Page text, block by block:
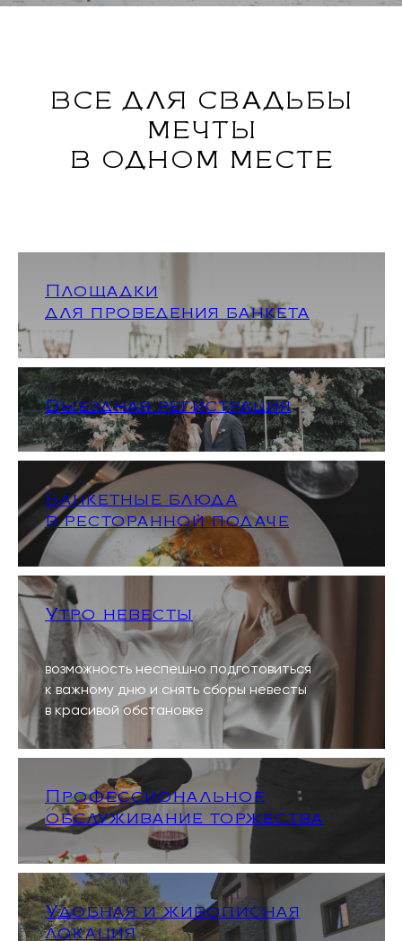
ВСЕ ДЛЯ СВАДЬБЫ
МЕЧТЫ
В ОДНОМ МЕСТЕ
Площадки
для проведения банкета
Выездная регистрация
Банкетные блюда
в ресторанной подаче
Утро невесты
возможность неспешно подготовиться
к важному дню и снять сборы невесты
в красивой обстановке
Профессиональное
обслуживание торжества
Удобная и живописная
локация